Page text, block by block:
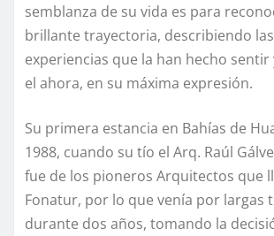
semblanza de su vida es para
brillante trayectoria, describiendo
experiencias que la han hecho sentir
el ahora, en su máxima expresión.
Su primera estancia en Bahías de
1988, cuando su tío el Arq. Raúl
fue de los pioneros Arquitectos que
Fonatur, por lo que venía por largas
durante dos años, tomando la